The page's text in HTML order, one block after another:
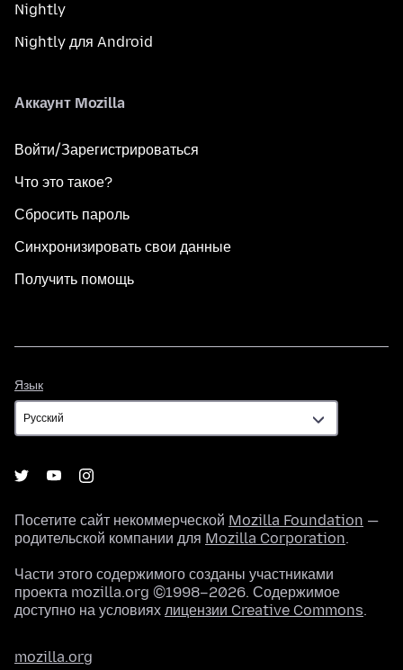
Nightly
Nightly для Android
Аккаунт Mozilla
Войти/Зарегистрироваться
Что это такое?
Сбросить пароль
Синхронизировать свои данные
Получить помощь
Язык
Посетите сайт некоммерческой Mozilla Foundation —
родительской компании для Mozilla Corporation.
Части этого содержимого созданы участниками
проекта mozilla.org ©1998–2026. Содержимое
доступно на условиях лицензии Creative Commons.
mozilla.org